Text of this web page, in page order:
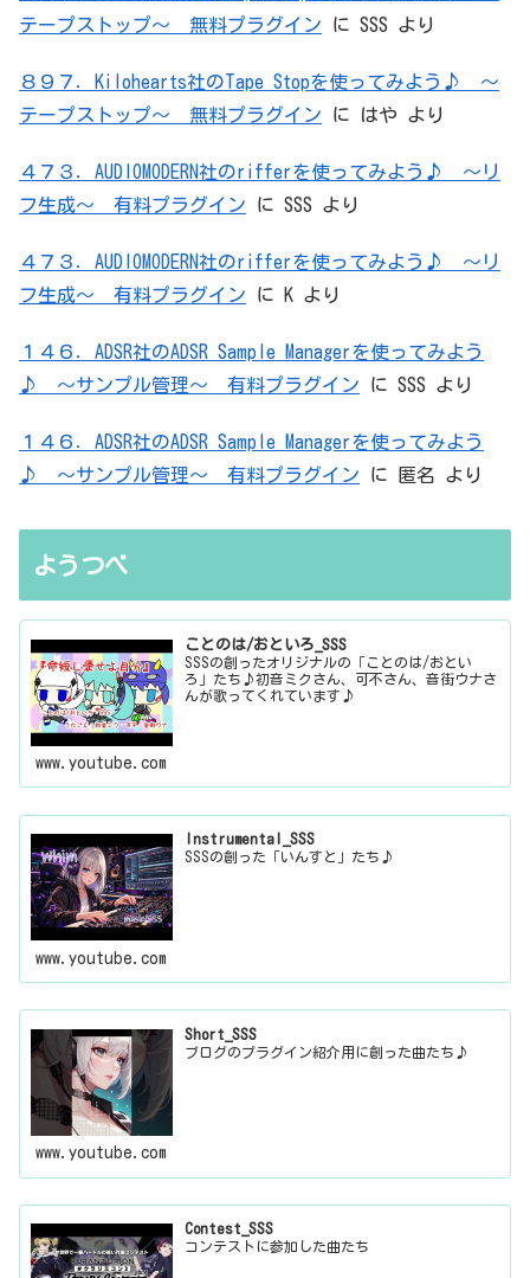
テープストップ～ 無料プラグイン に SSS より
８９７．Kilohearts社のTape Stopを使ってみよう♪ ～
テープストップ～ 無料プラグイン に はや より
４７３．AUDIOMODERN社のrifferを使ってみよう♪ ～リ
フ生成～ 有料プラグイン に SSS より
４７３．AUDIOMODERN社のrifferを使ってみよう♪ ～リ
フ生成～ 有料プラグイン に K より
１４６．ADSR社のADSR Sample Managerを使ってみよう
♪ ～サンプル管理～ 有料プラグイン に SSS より
１４６．ADSR社のADSR Sample Managerを使ってみよう
♪ ～サンプル管理～ 有料プラグイン に 匿名 より
ようつべ
ことのは/おといろ_SSS
SSSの創ったオリジナルの「ことのは/おとい
ろ」たち♪初音ミクさん、可不さん、音街ウナさ
んが歌ってくれています♪
www.youtube.com
Instrumental_SSS
SSSの創った「いんすと」たち♪
www.youtube.com
Short_SSS
ブログのプラグイン紹介用に創った曲たち♪
www.youtube.com
Contest_SSS
コンテストに参加した曲たち